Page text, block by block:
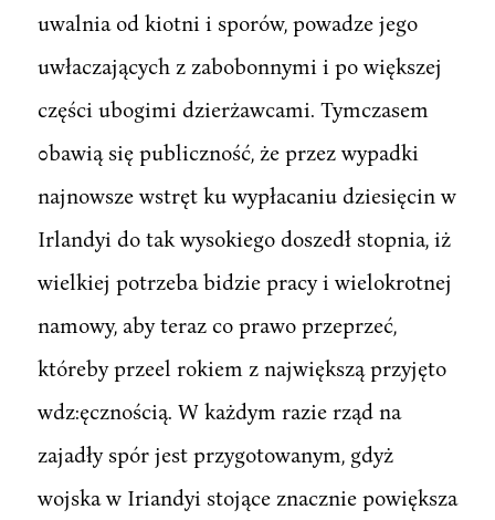
uwalnia od kiotni i sporów, powadze jego
uwłaczających z zabobonnymi i po większej
części ubogimi dzierżawcami. Tymczasem
0bawią się publiczność, że przez wypadki
najnowsze wstręt ku wypłacaniu dziesięcin w
Irlandyi do tak wysokiego doszedł stopnia, iż
wielkiej potrzeba bidzie pracy i wielokrotnej
namowy, aby teraz co prawo przeprzeć,
któreby przeel rokiem z największą przyjęto
wdz:ęcznością. W każdym razie rząd na
zajadły spór jest przygotowanym, gdyż
wojska w Iriandyi stojące znacznie powiększa